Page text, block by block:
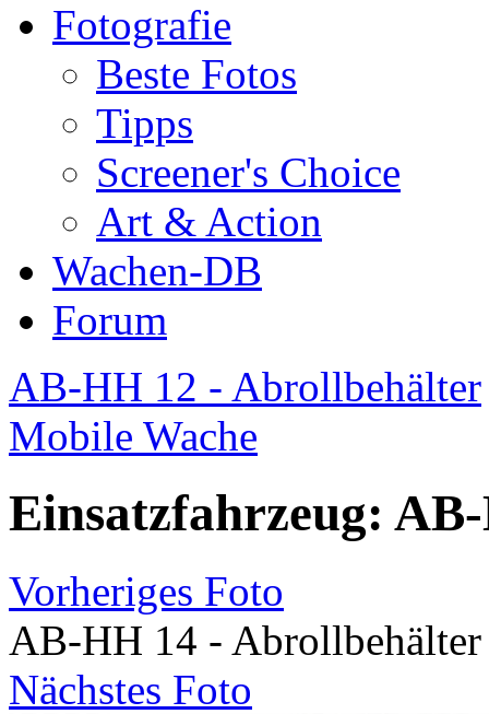
Fotografie
Beste Fotos
Tipps
Screener's Choice
Art & Action
Wachen-DB
Forum
AB-HH 12 - Abrollbehälter
Mobile Wache
Einsatzfahrzeug:
Vorheriges Foto
AB-HH 14 - Abrollbehälter
Nächstes Foto